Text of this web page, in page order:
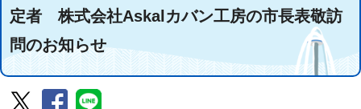
定者 株式会社Askalカバン工房の市長表敬訪
問のお知らせ